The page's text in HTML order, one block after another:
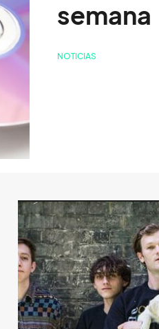
semana
NOTICIAS